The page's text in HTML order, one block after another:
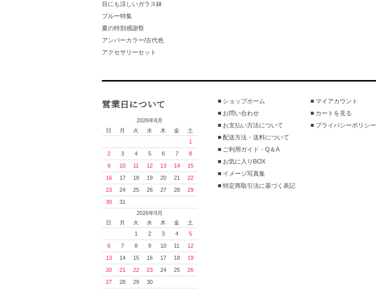
目にも涼しいガラス鉢
ブルー特集
夏の特別感謝祭
アンバーカラー/古代色
アクセサリーセット
営業日について
2026年8月
日
月 火 水 木 金
土
1
2
3 4 5 6 7
8
9
10 11 12 13 14
15
16
17 18 19 20 21
22
23
24 25 26 27 28
29
30
31
2026年9月
日
月 火 水 木 金
土
1
2 3 4
5
6
7 8 9 10 11
12
13
14 15 16 17 18
19
20
21 22 23 24 25
26
27
28 29 30
■ ショップホーム
■ お問い合わせ
■ お支払い方法について
■ 配送方法・送料について
■ ご利用ガイド・Q＆A
■ お気に入りBOX
■ イメージ写真集
■ 特定商取引法に基づく表記
■ マイアカウント
■ カートを見る
■ プライバシーポリシー